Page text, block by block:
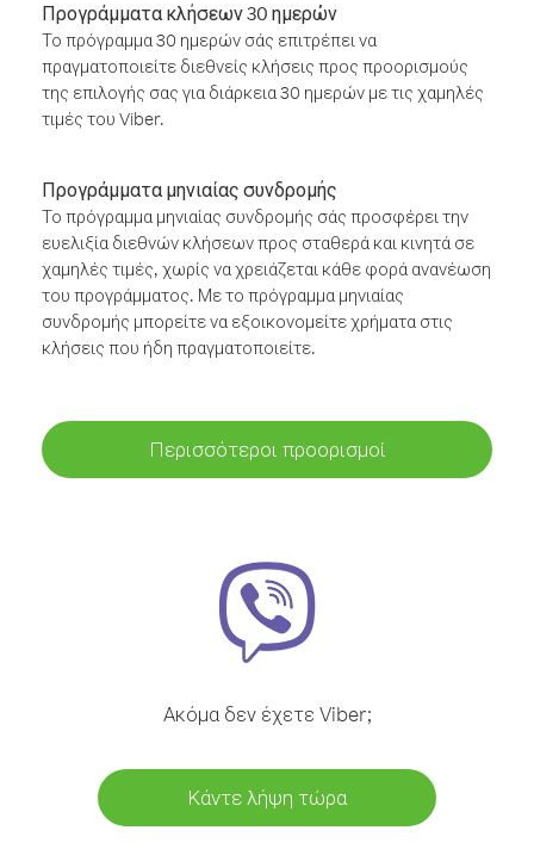
Προγράμματα κλήσεων 30 ημερών
Το πρόγραμμα 30 ημερών σάς επιτρέπει να
πραγματοποιείτε διεθνείς κλήσεις προς προορισμούς
της επιλογής σας για διάρκεια 30 ημερών με τις χαμηλές
τιμές του Viber.
Προγράμματα μηνιαίας συνδρομής
Το πρόγραμμα μηνιαίας συνδρομής σάς προσφέρει την
ευελιξία διεθνών κλήσεων προς σταθερά και κινητά σε
χαμηλές τιμές, χωρίς να χρειάζεται κάθε φορά ανανέωση
του προγράμματος. Με το πρόγραμμα μηνιαίας
συνδρομής μπορείτε να εξοικονομείτε χρήματα στις
κλήσεις που ήδη πραγματοποιείτε.
Περισσότεροι προορισμοί
Ακόμα δεν έχετε Viber;
Κάντε λήψη τώρα